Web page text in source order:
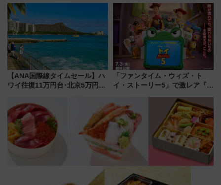
7/24-26開催！ 有料席はJRE
MALLで予約可能
ァミリーから大人まで幅広い世
代が一日中楽しる夏のリゾート
を楽しんで
【ANA国際線タイムセール】ハ
ワイ往復11万円台･北京5万円台
来春のGW旅行まで狙える激ア
ツ路線まとめ（8/10まで）
「ファンタイム・ウィズ・ト
イ・ストーリー5」で激レア『ロ
デコレーションも徹底解説